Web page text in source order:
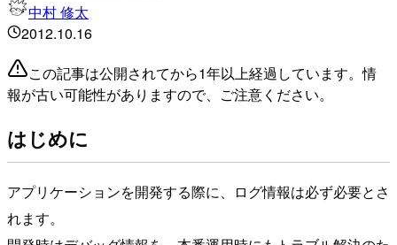
中村 修太
2012.10.16
この記事は公開されてから1年以上経過しています。情
報が古い可能性がありますので、ご注意ください。
はじめに
アプリケーションを開発する際に、ログ情報は必ず必要とさ
れます。